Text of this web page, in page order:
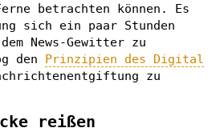
betrachten können. Es
sich ein paar Stunden
News-Gewitter zu
den Prinzipien des Digital
zu
reißen